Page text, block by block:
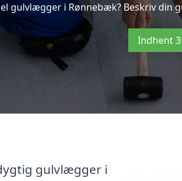
gulvlægger i Rønnebæk? Beskriv
Indhent
gulvlægger i